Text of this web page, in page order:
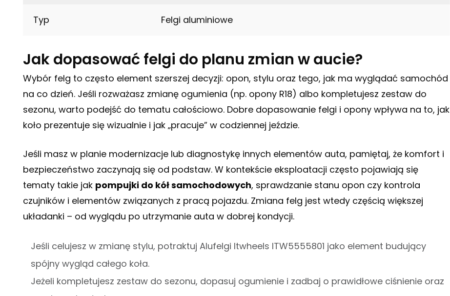
Typ Felgi aluminiowe
Jak dopasować felgi do planu zmian w aucie?
Wybór felg to często element szerszej decyzji: opon, stylu oraz tego, jak ma wyglądać samochód
na co dzień. Jeśli rozważasz zmianę ogumienia (np. opony R18) albo kompletujesz zestaw do
sezonu, warto podejść do tematu całościowo. Dobre dopasowanie felgi i opony wpływa na to, jak
koło prezentuje się wizualnie i jak „pracuje” w codziennej jeździe.
Jeśli masz w planie modernizacje lub diagnostykę innych elementów auta, pamiętaj, że komfort i
bezpieczeństwo zaczynają się od podstaw. W kontekście eksploatacji często pojawiają się
tematy takie jak pompujki do kół samochodowych, sprawdzanie stanu opon czy kontrola
czujników i elementów związanych z pracą pojazdu. Zmiana felg jest wtedy częścią większej
układanki – od wyglądu po utrzymanie auta w dobrej kondycji.
Jeśli celujesz w zmianę stylu, potraktuj Alufelgi Itwheels ITW5555801 jako element budujący
spójny wygląd całego koła.
Jeżeli kompletujesz zestaw do sezonu, dopasuj ogumienie i zadbaj o prawidłowe ciśnienie oraz